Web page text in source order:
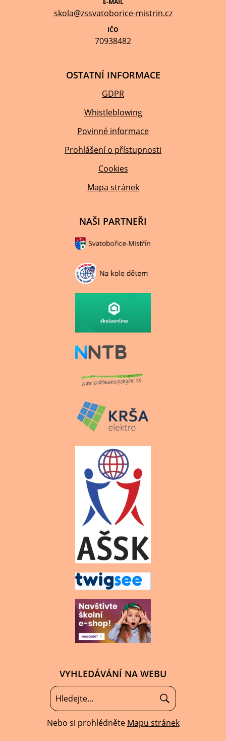
E-MAIL
skola@zssvatoborice-mistrin.cz
IČO
70938482
OSTATNÍ INFORMACE
GDPR
Whistleblowing
Povinné informace
Prohlášení o přístupnosti
Cookies
Mapa stránek
NAŠI PARTNEŘI
VYHLEDÁVÁNÍ NA WEBU
Nebo si prohlédněte Mapu stránek